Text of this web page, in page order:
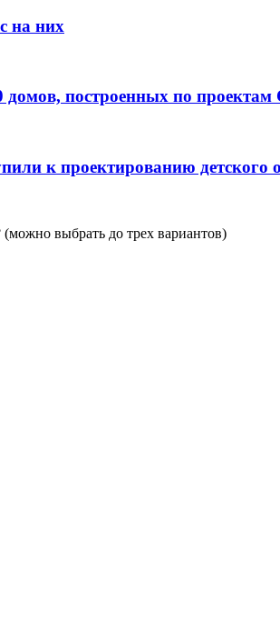
на них
построенных по проектам
к проектированию детского
выбрать до трех вариантов)